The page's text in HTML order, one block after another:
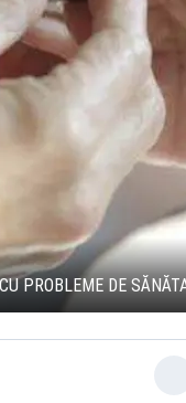
PROBLEME DE